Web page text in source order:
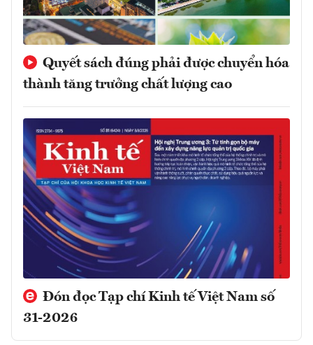
Quyết sách đúng phải được chuyển hóa
thành tăng trưởng chất lượng cao
Đón đọc Tạp chí Kinh tế Việt Nam số
31-2026